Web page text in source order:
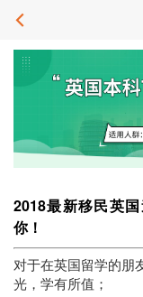
2018最新移民英
你！
对于在英国留学的朋
光，学有所值；